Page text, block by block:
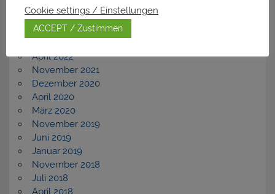
September 2023
Dezember 2022
April 2022
November 2021
Dezember 2020
April 2020
März 2020
November 2019
Juni 2019
Januar 2019
November 2018
Juli 2018
April 2018
Cookie settings / Einstellungen
ACCEPT / Zustimmen